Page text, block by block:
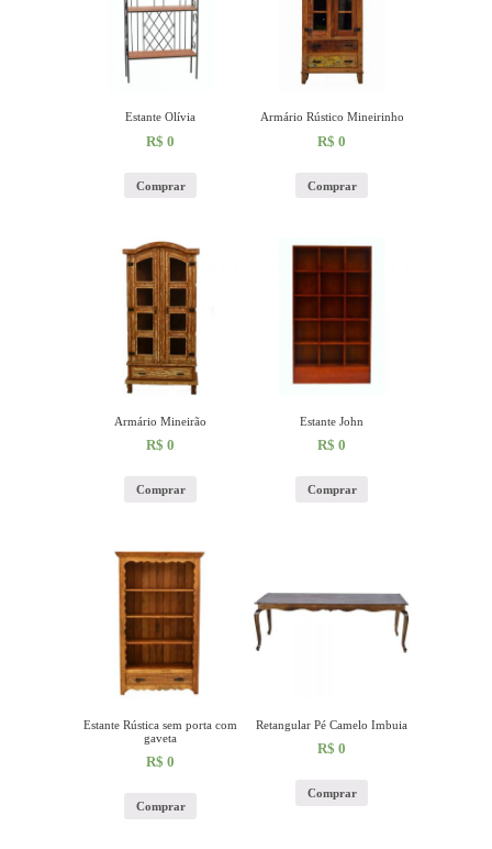
Estante Olívia
R$ 0
Comprar
Armário Rústico Mineirinho
R$ 0
Comprar
Armário Mineirão
R$ 0
Comprar
Estante John
R$ 0
Comprar
Estante Rústica sem porta com
gaveta
R$ 0
Comprar
Retangular Pé Camelo Imbuia
R$ 0
Comprar